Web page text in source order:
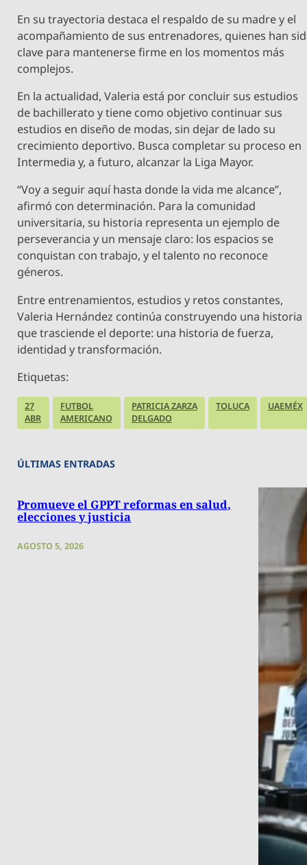
En su trayectoria destaca el respaldo de su madre y el
acompañamiento de sus entrenadores, quienes han
clave para mantenerse firme en los momentos más
complejos.
En la actualidad, Valeria está por concluir sus estudios
de bachillerato y tiene como objetivo continuar sus
estudios en diseño de modas, sin dejar de lado su
crecimiento deportivo. Busca completar su proceso en
Intermedia y, a futuro, alcanzar la Liga Mayor.
“Voy a seguir aquí hasta donde la vida me alcance”,
afirmó con determinación. Para la comunidad
universitaria, su historia representa un ejemplo de
perseverancia y un mensaje claro: los espacios se
conquistan con trabajo, y el talento no reconoce
géneros.
Entre entrenamientos, estudios y retos constantes,
Valeria Hernández continúa construyendo una historia
que trasciende el deporte: una historia de fuerza,
identidad y transformación.
Etiquetas:
27
ABR
FUTBOL
AMERICANO
PATRICIA ZARZA
DELGADO
TOLUCA UAEMÉX
ÚLTIMAS ENTRADAS
Promueve el GPPT reformas en salud,
elecciones y justicia
AGOSTO 5, 2026